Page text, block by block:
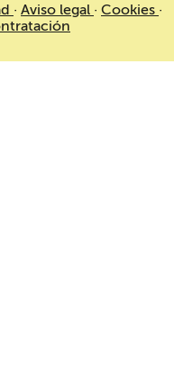
· Aviso legal · Cookies ·